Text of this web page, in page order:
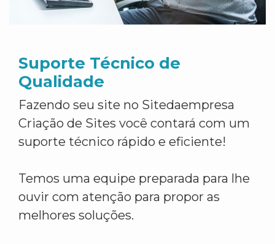
Suporte Técnico de
Qualidade
Fazendo seu site no Sitedaempresa
Criação de Sites você contará com um
suporte técnico rápido e eficiente!
Temos uma equipe preparada para lhe
ouvir com atenção para propor as
melhores soluções.